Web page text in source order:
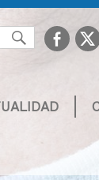
Buscar